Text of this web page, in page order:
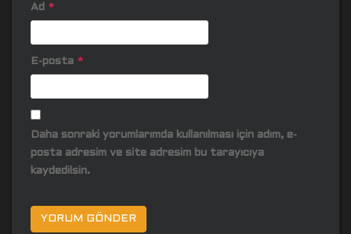
Ad *
E-posta *
Daha sonraki yorumlarımda kullanılması için adım, e-
posta adresim ve site adresim bu tarayıcıya
kaydedilsin.